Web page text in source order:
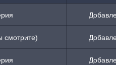
смотрите)